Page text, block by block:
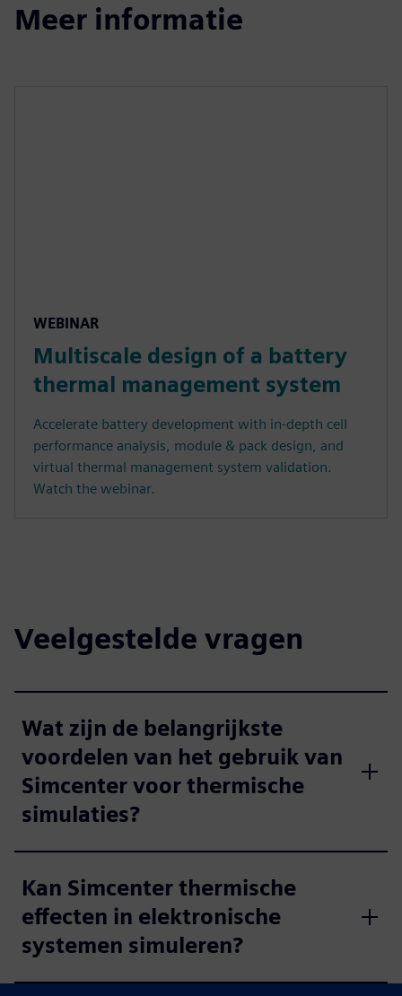
Meer informatie
WEBINAR
Multiscale design of a battery
thermal management system
Accelerate battery development with in-depth cell
performance analysis, module & pack design, and
virtual thermal management system validation.
Watch the webinar.
Veelgestelde vragen
Wat zijn de belangrijkste
voordelen van het gebruik van
Simcenter voor thermische
simulaties?
Kan Simcenter thermische
effecten in elektronische
systemen simuleren?